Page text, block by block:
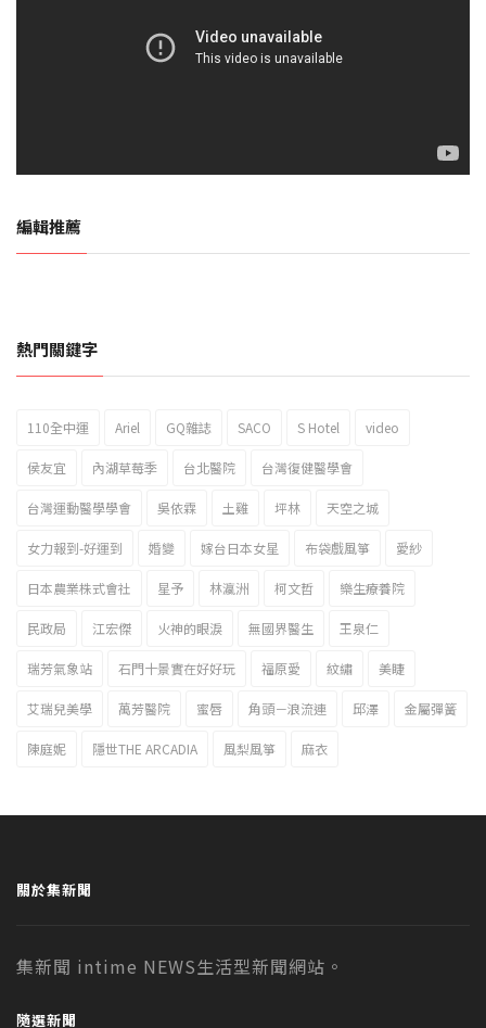
編輯推薦
2023新北市北海岸國際風箏節「風在石起」霸氣回歸
熱門關鍵字
110全中運 Ariel GQ雜誌 SACO S Hotel video
侯友宜 內湖草莓季 台北醫院 台灣復健醫學會
台灣運動醫學學會 吳依霖 土雞 坪林 天空之城
女力報到-好運到 婚變 嫁台日本女星 布袋戲風箏 愛紗
日本農業株式會社 星予 林瀛洲 柯文哲 樂生療養院
民政局 江宏傑 火神的眼淚 無國界醫生 王泉仁
瑞芳氣象站 石門十景實在好好玩 福原愛 紋繡 美睫
艾瑞兒美學 萬芳醫院 蜜唇 角頭－浪流連 邱澤 金屬彈簧
陳庭妮 隱世THE ARCADIA 風梨風箏 麻衣
關於集新聞
集新聞 intime NEWS生活型新聞網站。
隨選新聞